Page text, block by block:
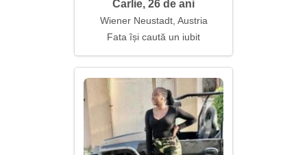
Carlie, 26 de ani
Wiener Neustadt, Austria
Fata își caută un iubit